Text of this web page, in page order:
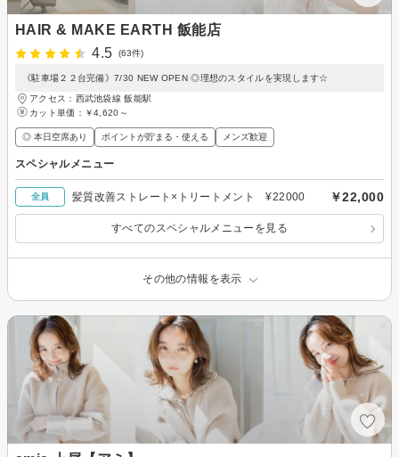
HAIR & MAKE EARTH 飯能店
4.5
(63件)
《駐車場２２台完備》7/30 NEW OPEN ◎理想のスタイルを実現します☆
アクセス：西武池袋線 飯能駅
カット単価： ￥4,620～
◎ 本日空席あり ポイントが貯まる・使える メンズ歓迎
スペシャルメニュー
全員 髪質改善ストレート×トリートメント ¥22000 ￥22,000
すべてのスペシャルメニューを見る
その他の情報を表示